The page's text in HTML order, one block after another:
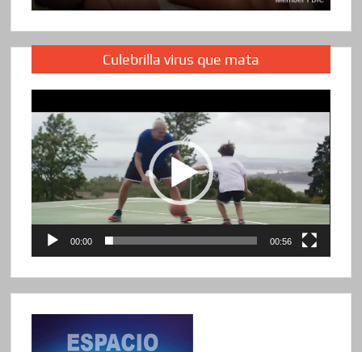
Culebrilla virus que mata
de
vídeo
00:00 00:56